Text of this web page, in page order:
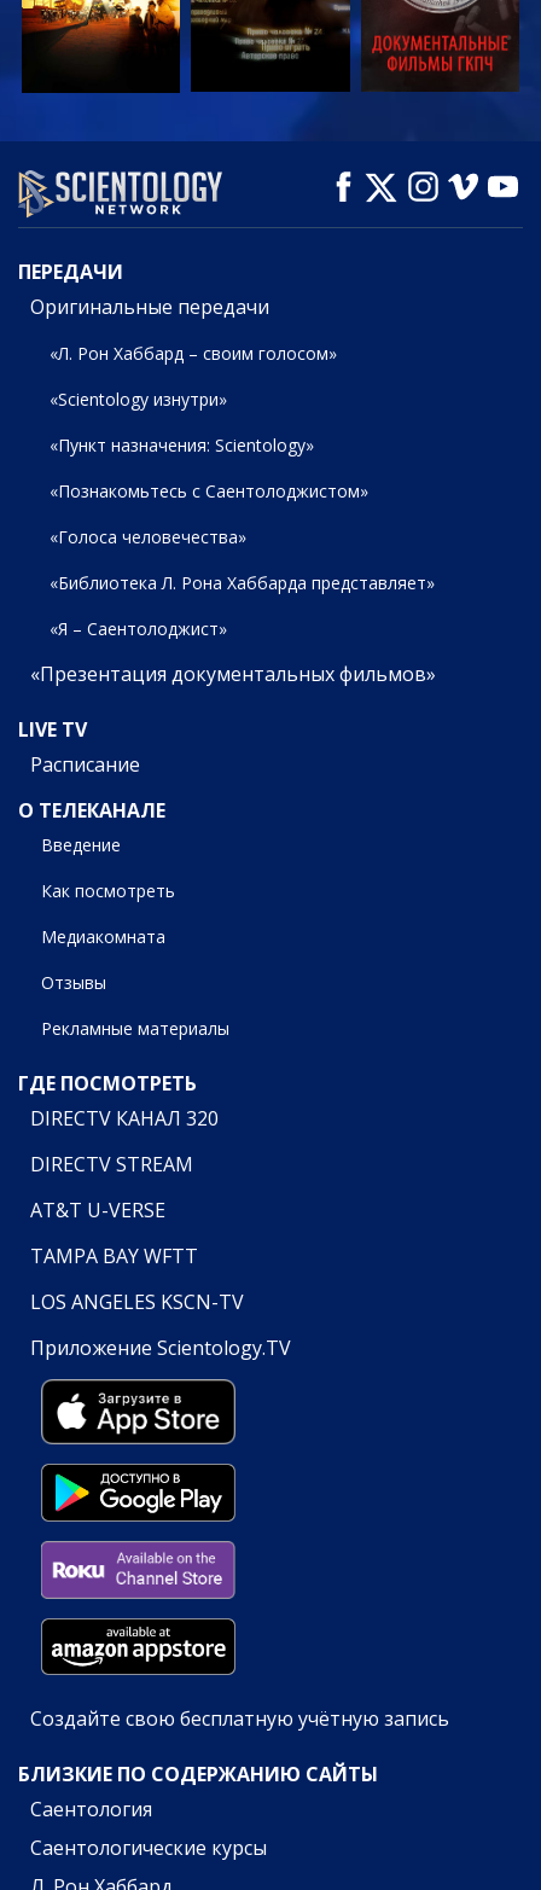
СМОТРЕТЬ СМОТРЕТЬ
СМОТРЕТЬ
ПЕРЕДАЧИ
ПЕРЕДАЧИ
Оригинальные передачи
«Л. Рон Хаббард – своим голосом»
«Scientology изнутри»
«Пункт назначения: Scientology»
«Познакомьтесь с Саентолоджистом»
«Голоса человечества»
«Библиотека Л. Рона Хаббарда представляет»
«Я – Саентолоджист»
«Презентация документальных фильмов»
LIVE TV
Расписание
О ТЕЛЕКАНАЛЕ
Введение
Как посмотреть
Медиакомната
Отзывы
Рекламные материалы
ГДЕ ПОСМОТРЕТЬ
DIRECTV КАНАЛ 320
DIRECTV STREAM
AT&T U-VERSE
TAMPA BAY WFTT
LOS ANGELES KSCN-TV
Приложение Scientology.TV
Создайте свою бесплатную учётную запись
БЛИЗКИЕ ПО СОДЕРЖАНИЮ САЙТЫ
Саентология
Саентологические курсы